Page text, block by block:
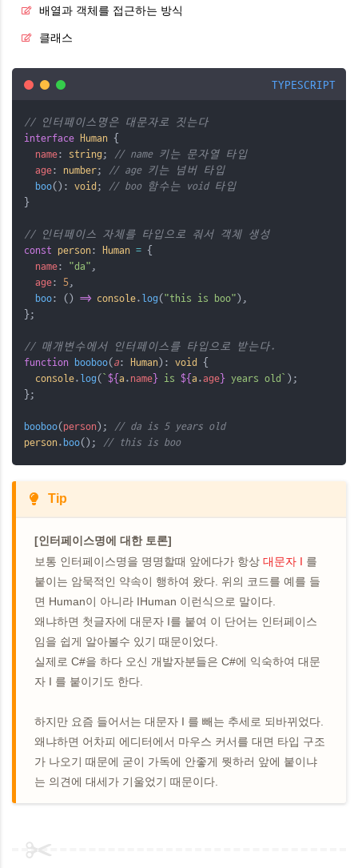
배열과 객체를 접근하는 방식
클래스
TYPESCRIPT
// 인터페이스명은 대문자로 짓는다
interface Human {
name: string ;
// name 키는 문자열 타입
age: number;
// age 키는 넘버 타입
boo(): void ;
// boo 함수는 void 타입
}
// 인터페이스 자체를 타입으로 줘서 객체 생성
const person: Human = {
name: "da" ,
age: 5,
boo: () => console. log( "this is boo" ),
};
// 매개변수에서 인터페이스를 타입으로 받는다.
function booboo( a: Human): void {
console. log( ` ${ a . name } is ${ a .age } years old` );
};
booboo( person );
// da is 5 years old
person. boo(); // this is boo
Tip
[인터페이스명에 대한 토론]
보통 인터페이스명을 명명할때 앞에다가 항상대문자 I 를
붙이는 암묵적인 약속이 행하여 왔다. 위의 코드를 예를 들
면 Human이 아니라 IHuman 이런식으로 말이다.
왜냐하면 첫글자에 대문자 I를 붙여 이 단어는 인터페이스
임을 쉽게 알아볼수 있기 때문이었다.
실제로 C#을 하다 오신 개발자분들은 C#에 익숙하여 대문
자 I 를 붙이기도 한다.
하지만 요즘 들어서는 대문자 I 를 빼는 추세로 되바뀌었다.
왜냐하면 어차피 에디터에서 마우스 커서를 대면 타입 구조
가 나오기 때문에 굳이 가독에 안좋게 뭣하러 앞에 붙이냐
는 의견에 대세가 기울었기 때문이다.